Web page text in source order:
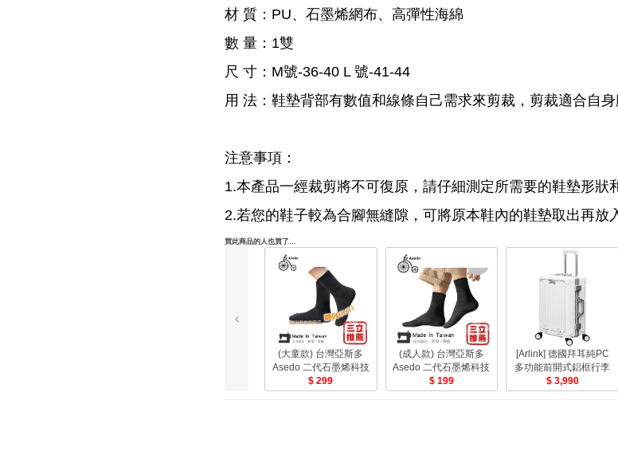
材 質：PU、石墨烯網布、高彈性海綿
數 量：1雙
尺 寸：M號-36-40 L 號-41-44
用 法：鞋墊背部有數值和線條自己需求來剪裁，剪裁適合自
注意事項：
1.本產品一經裁剪將不可復原，請仔細測定所需要的鞋墊形狀
2.若您的鞋子較為合腳無縫隙，可將原本鞋內的鞋墊取出再放
買此商品的人也買了...
(大童款) 台灣亞斯多
Asedo 二代石墨烯科技
防滑恆溫暖暖襪【大童
版 尺寸:14-22cm】
299
(成人款) 台灣亞斯多
Asedo 二代石墨烯科技
防滑恆溫暖暖襪(1雙)
男女適用
199
[Arlink] 德國拜耳純PC
多功能前開式鋁框行李
箱白色女神款[20吋] -蝦
3,990